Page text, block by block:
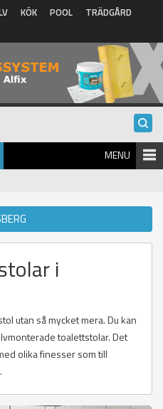
KÖK POOL
TRÄDGÅRD
MENU
i
utan så mycket mera. Du kan
toalettstolar. Det
olika finesser som till